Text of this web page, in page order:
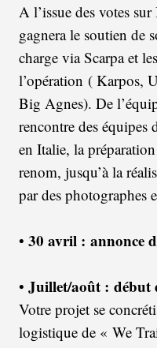
A l’issue des votes
gagnera le soutien de
charge via Scarpa et
l’opération ( Karpos,
Big Agnes). De
rencontre des équipes
en Italie, la
renom, jusqu’à la
par des photographes
• 30 avril : annonce
• Juillet/août : début
Votre projet se
logistique de « We